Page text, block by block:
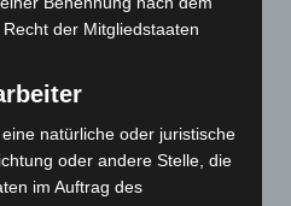
3.250
der Mitgliedstaaten
natürliche oder juristische
oder andere Stelle, die
im Auftrag des